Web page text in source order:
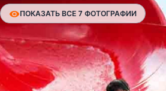
ПОКАЗАТЬ ВСЕ 7 ФОТОГРАФИИ